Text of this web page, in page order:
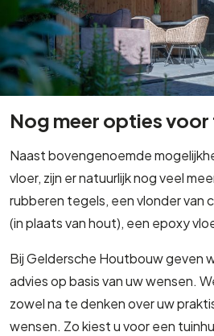
Nog meer opties voor
Naast bovengenoemde
vloer, zijn er natuurlijk nog veel
rubberen tegels, een vlonder
(in plaats van hout), een epoxy
Bij Geldersche Houtbouw geven
advies op basis van uw wensen.
zowel na te denken over uw
wensen. Zo kiest u voor een